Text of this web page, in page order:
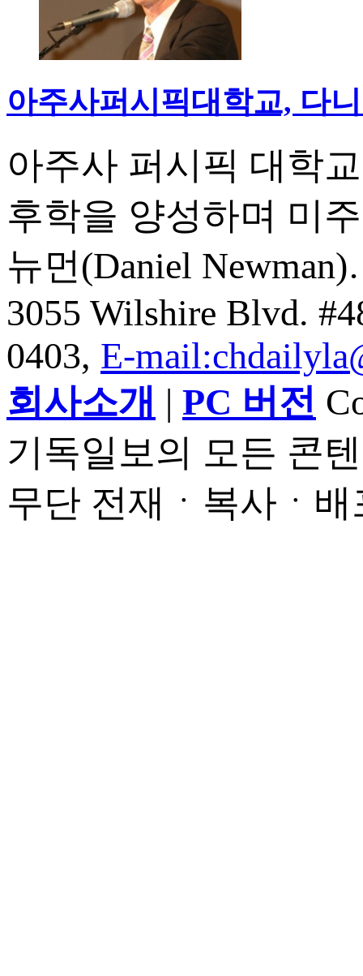
아주사퍼시픽대학교, 다
아주사 퍼시픽 대학
후학을 양성하며 미
뉴먼(Daniel
3055 Wilshire Blvd.
0403, E-
회사소개 | PC 버전
기독일보의 모든 콘
무단 전재ㆍ복사ㆍ